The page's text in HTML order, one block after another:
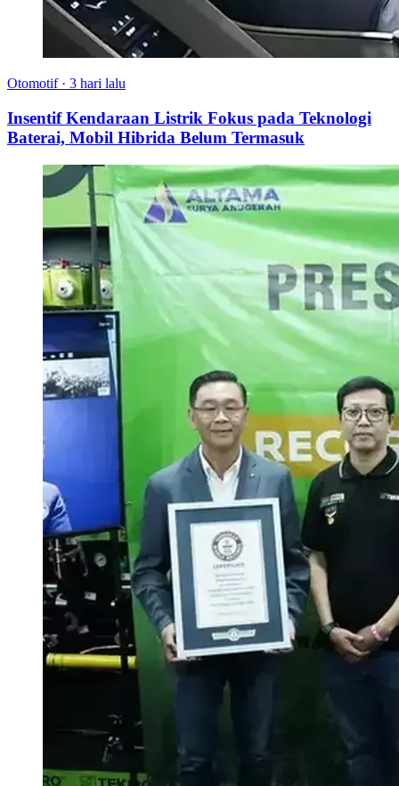
Otomotif · 3 hari lalu
Insentif Kendaraan Listrik Fokus pada Teknologi
Baterai, Mobil Hibrida Belum Termasuk